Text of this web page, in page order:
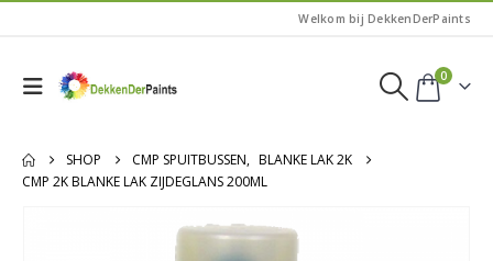
Welkom bij DekkenDerPaints
0
SHOP CMP SPUITBUSSEN, BLANKE LAK 2K
CMP 2K BLANKE LAK ZIJDEGLANS 200ML